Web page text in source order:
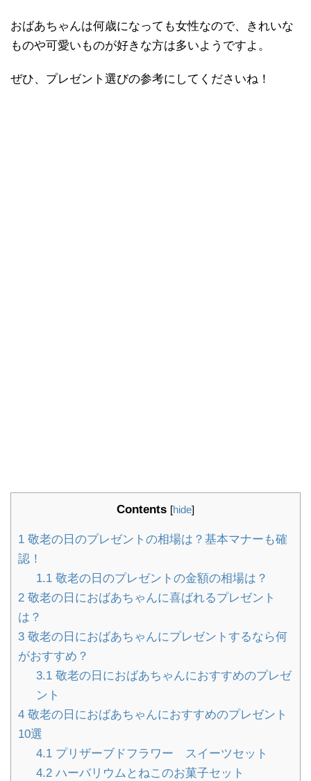
おばあちゃんは何歳になっても女性なので、きれいな
ものや可愛いものが好きな方は多いようですよ。
ぜひ、プレゼント選びの参考にしてくださいね！
Contents [hide]
1 敬老の日のプレゼントの相場は？基本マナーも確
認！
1.1敬老の日のプレゼントの金額の相場は？
2 敬老の日におばあちゃんに喜ばれるプレゼント
は？
3 敬老の日におばあちゃんにプレゼントするなら何
がおすすめ？
3.1敬老の日におばあちゃんにおすすめのプレゼ
ント
4 敬老の日におばあちゃんにおすすめのプレゼント
10選
4.1プリザーブドフラワー スイーツセット
4.2ハーバリウムとねこのお菓子セット